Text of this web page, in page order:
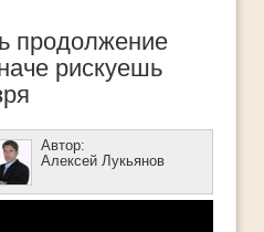
продолжение
рискуешь
Автор:
Алексей Лукьянов